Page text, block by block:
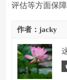
评估等方面保
作者：jacky